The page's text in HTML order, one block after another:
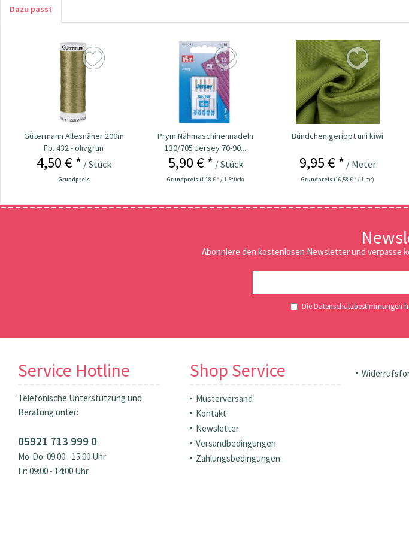
Dazu passt
Gütermann Allesnäher 200m
Fb. 432 - olivgrün
4,50 € * / Stück
Grundpreis
Prym Nähmaschinennadeln
130/705 Jersey 70-90...
5,90 € * / Stück
Grundpreis (1,18 € * / 1 Stück)
Bündchen gerippt uni kiwi
9,95 € * / Meter
Grundpreis (16,58 € * / 1 m²)
Abonniere den kostenlosen Newsletter und verpasse
DieDatenschutzbestimmungen
Service Hotline
Telefonische Unterstützung und
Beratung unter:
05921 713 999 0
Mo-Do: 09:00 - 15:00 Uhr
Fr: 09:00 - 14:00 Uhr
Shop Service
Musterversand
Kontakt
Newsletter
Versandbedingungen
Zahlungsbedingungen